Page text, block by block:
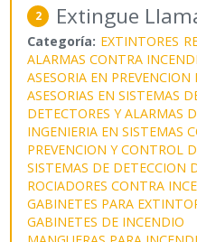
2 Extingue
Categoría: EXTINTORES
ALARMAS CONTRA
ASESORIA EN
ASESORIAS EN SISTEMAS
DETECTORES Y ALARMAS
INGENIERIA EN SISTEMAS
PREVENCION Y CONTROL
SISTEMAS DE DETECCION
ROCIADORES CONTRA
GABINETES PARA
GABINETES DE INCENDIO